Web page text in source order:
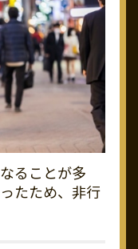
ることが多
たため、非行